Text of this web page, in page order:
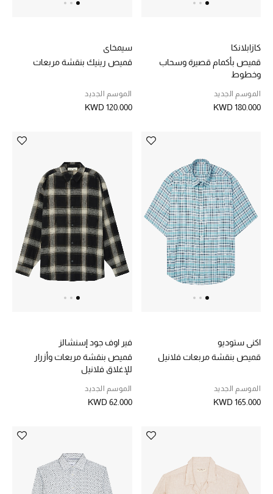
العودة إلى المدرسة
مستلزمات المنزل
عرض جميع المنتجات
أبرز المصممين
غرفة الطعام
الديكورات والإكسسوارات
الشراشف
مستلزمات المنزل
تسوقوا للمنزل
عرض كل التنزيلات
كازابلانكا
قميص بأكمام قصيرة وسحاب
وخطوط
الموسم الجديد
KWD 180.000
سيمخاي
قميص رينيك بنقشة مربعات
الموسم الجديد
KWD 120.000
اكني ستوديو
قميص بنقشة مربعات فلانيل
الموسم الجديد
KWD 165.000
فير اوف جود إسنشالز
قميص بنقشة مربعات وأزرار
للإغلاق فلانيل
الموسم الجديد
KWD 62.000